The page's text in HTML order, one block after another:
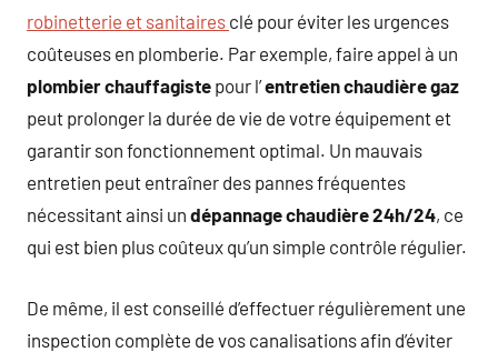
robinetterie et sanitaires clé pour éviter les urgences
coûteuses en plomberie. Par exemple, faire appel à un
plombier chauffagiste pour l’entretien chaudière gaz
peut prolonger la durée de vie de votre équipement et
garantir son fonctionnement optimal. Un mauvais
entretien peut entraîner des pannes fréquentes
nécessitant ainsi un dépannage chaudière 24h/24, ce
qui est bien plus coûteux qu’un simple contrôle régulier.
De même, il est conseillé d’effectuer régulièrement une
inspection complète de vos canalisations afin d’éviter